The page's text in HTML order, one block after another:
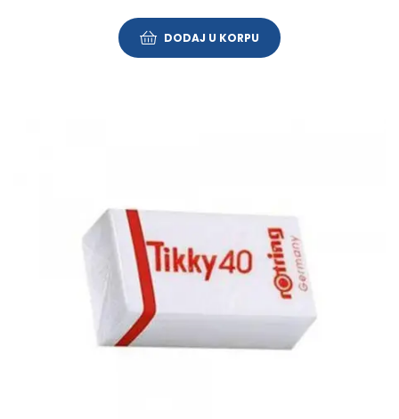
DODAJ U KORPU